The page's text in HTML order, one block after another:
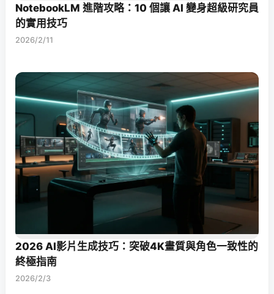
NotebookLM 進階攻略：10 個讓 AI 變身超級研究員
的實用技巧
2026/2/11
2026 AI影片生成技巧：突破4K畫質與角色一致性的
終極指南
2026/2/3